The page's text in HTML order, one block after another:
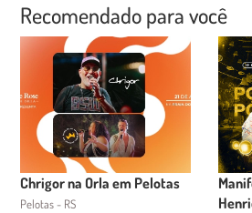
Recomendado para você
Chrigor na Orla em Pelotas
Pelotas - RS